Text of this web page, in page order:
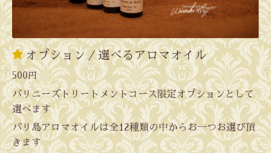
オプション／選べるアロマオイル
500円
バリニーズトリートメントコース限定オプションとして
選べます
バリ島アロマオイルは全12種類の中からお一つお選び頂
きます